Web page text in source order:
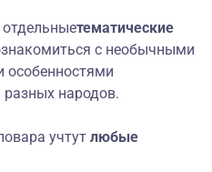
тематические
с необычными
народов.
учтут любые